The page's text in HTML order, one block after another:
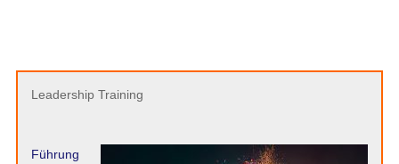
Leadership Training
Führung